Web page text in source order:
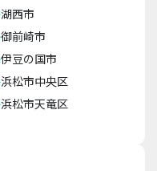
湖西市
御前崎市
伊豆の国市
浜松市中央区
浜松市天竜区